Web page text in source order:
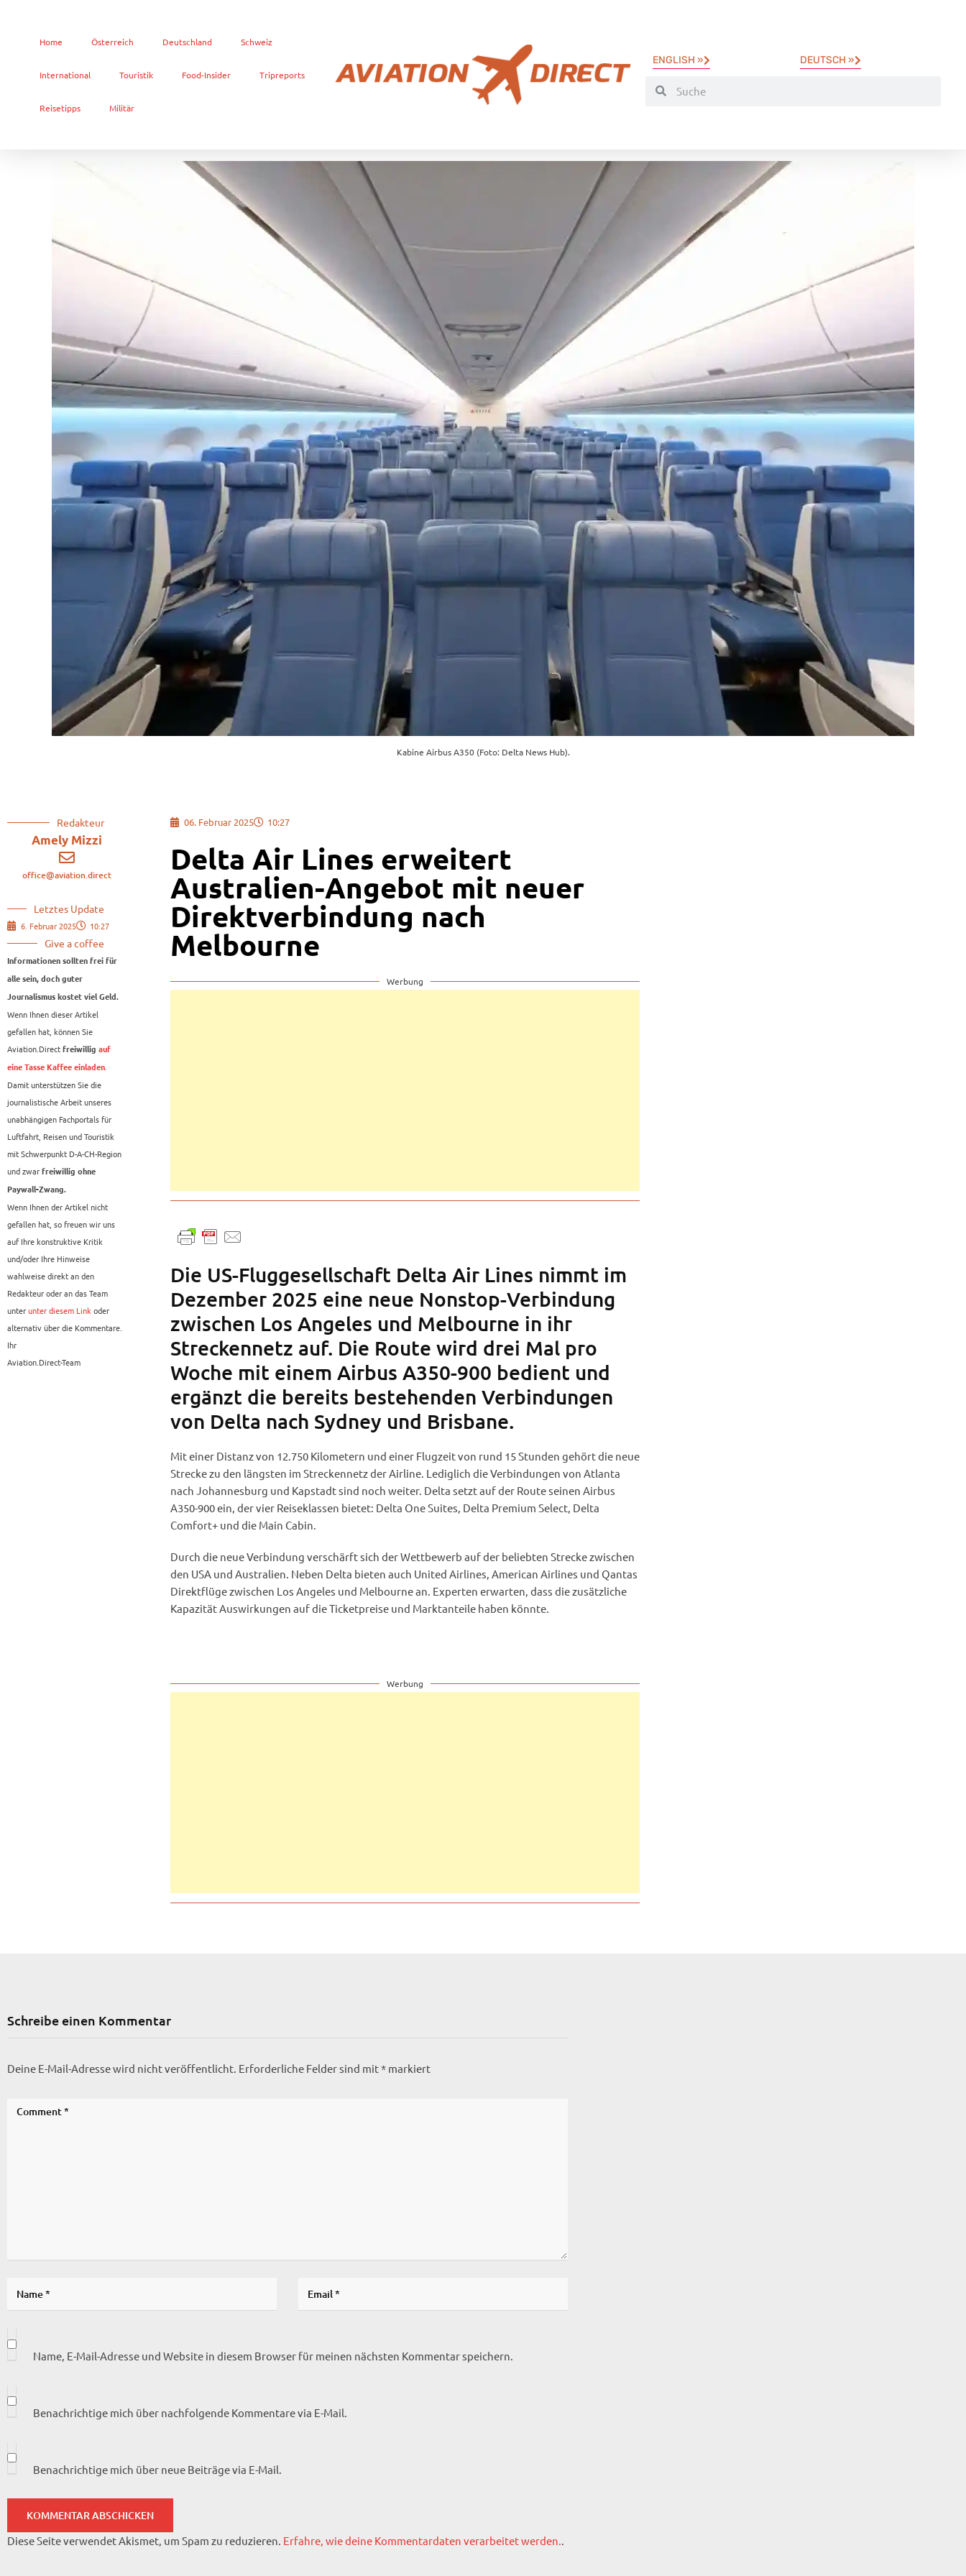
Home Österreich Deutschland Schweiz
International Touristik Food-Insider Tripreports
Reisetipps Militär
ENGLISH » DEUTSCH »
Kabine Airbus A350 (Foto: Delta News Hub).
Redakteur
Amely Mizzi
office@aviation.direct
Letztes Update
6. Februar 2025 10:27
Give a coffee
Informationen sollten frei für
alle sein, doch guter
Journalismus kostet viel Geld.
Wenn Ihnen dieser Artikel
gefallen hat, können Sie
Aviation.Direct freiwillig auf
eine Tasse Kaffee einladen.
Damit unterstützen Sie die
journalistische Arbeit unseres
unabhängigen Fachportals für
Luftfahrt, Reisen und Touristik
mit Schwerpunkt D-A-CH-Region
und zwar freiwillig ohne
Paywall-Zwang.
Wenn Ihnen der Artikel nicht
gefallen hat, so freuen wir uns
auf Ihre konstruktive Kritik
und/oder Ihre Hinweise
wahlweise direkt an den
Redakteur oder an das Team
unterunter diesem Linkoder
alternativ über die Kommentare.
Ihr
Aviation.Direct-Team
06. Februar 2025 10:27
Delta Air Lines erweitert
Australien-Angebot mit neuer
Direktverbindung nach
Melbourne
Werbung
Die US-Fluggesellschaft Delta Air Lines nimmt im
Dezember 2025 eine neue Nonstop-Verbindung
zwischen Los Angeles und Melbourne in ihr
Streckennetz auf. Die Route wird drei Mal pro
Woche mit einem Airbus A350-900 bedient und
ergänzt die bereits bestehenden Verbindungen
von Delta nach Sydney und Brisbane.
Mit einer Distanz von 12.750 Kilometern und einer Flugzeit von rund 15 Stunden gehört die neue
Strecke zu den längsten im Streckennetz der Airline. Lediglich die Verbindungen von Atlanta
nach Johannesburg und Kapstadt sind noch weiter. Delta setzt auf der Route seinen Airbus
A350-900 ein, der vier Reiseklassen bietet: Delta One Suites, Delta Premium Select, Delta
Comfort+ und die Main Cabin.
Durch die neue Verbindung verschärft sich der Wettbewerb auf der beliebten Strecke zwischen
den USA und Australien. Neben Delta bieten auch United Airlines, American Airlines und Qantas
Direktflüge zwischen Los Angeles und Melbourne an. Experten erwarten, dass die zusätzliche
Kapazität Auswirkungen auf die Ticketpreise und Marktanteile haben könnte.
Werbung
Schreibe einen Kommentar
Deine E-Mail-Adresse wird nicht veröffentlicht. Erforderliche Felder sind mit* markiert
Name, E-Mail-Adresse und Website in diesem Browser für meinen nächsten Kommentar speichern.
Benachrichtige mich über nachfolgende Kommentare via E-Mail.
Benachrichtige mich über neue Beiträge via E-Mail.
Diese Seite verwendet Akismet, um Spam zu reduzieren. Erfahre, wie deine Kommentardaten verarbeitet werden..